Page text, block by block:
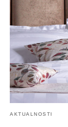
AKTUALNOSTI